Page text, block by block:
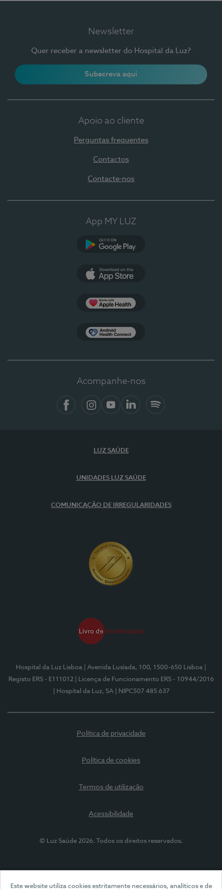
Este website utiliza cookies estritamente necessários, analíticos e de
Newsletter
Quer receber a newsletter do Hospital da Luz?
Subscreva aqui
Apoio ao cliente
Perguntas frequentes
Contactos
Contacte-nos
App MY LUZ
Acompanhe-nos
LUZ SAÚDE
UNIDADES LUZ SAÚDE
COMUNICAÇÃO DE IRREGULARIDADES
Hospital da Luz Lisboa | Avenida Lusíada, 100, 1500-650 Lisboa
Registo ERS - E111012
| Licença de Funcionamento ERS - 10944/2016
| Hospital da Luz, SA
| NIPC507 485 637
Política de privacidade
Política de cookies
Termos de utilização
Acessibilidade
© Luz Saúde 2026. Todos os direitos reservados.